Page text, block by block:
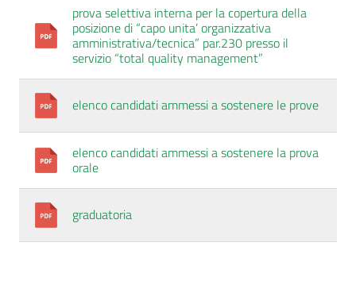
prova selettiva interna per la copertura della
posizione di “capo unita’ organizzativa
amministrativa/tecnica” par.230 presso il
servizio “total quality management”
elenco candidati ammessi a sostenere le prove
elenco candidati ammessi a sostenere la prova
orale
graduatoria